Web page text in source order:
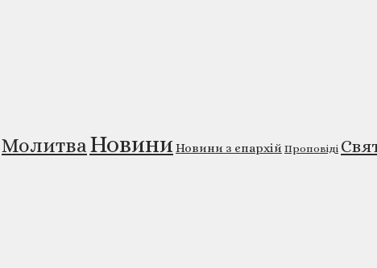
МолитваНовиниНовини з єпархій Проповіді